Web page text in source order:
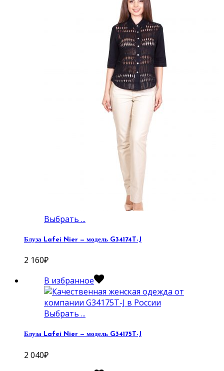
Выбрать ...
Блуза Lafei Nier — модель G34174T-J
2 160₽
В избранное
Выбрать ...
Блуза Lafei Nier — модель G34175T-J
2 040₽